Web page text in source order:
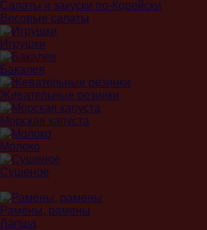
Салаты и закуски по-Корейски
Весовые салаты
Игрушки
Бакалея
Жевательные резинки
Морская капуста
Молоко
Сушеное
Рамёны, рамены
Лапша